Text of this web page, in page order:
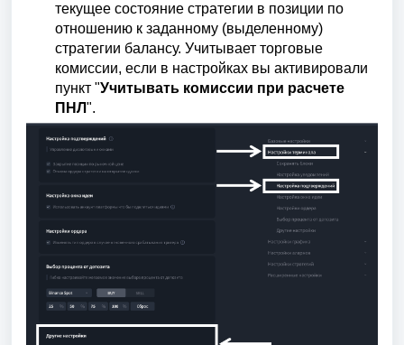
текущее состояние стратегии в позиции по
отношению к заданному (выделенному)
стратегии балансу. Учитывает торговые
комиссии, если в настройках вы активировали
пункт "Учитывать комиссии при расчете
ПНЛ".